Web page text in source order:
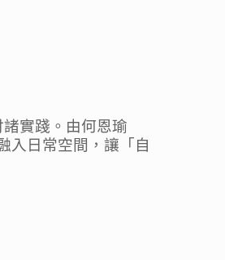
實踐。由何恩瑜
入日常空間，讓「自